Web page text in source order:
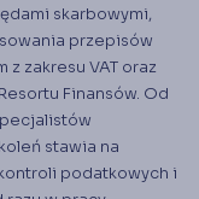
skarbowymi,
przepisów
z zakresu VAT oraz
Finansów. Od
stawia na
podatkowych i